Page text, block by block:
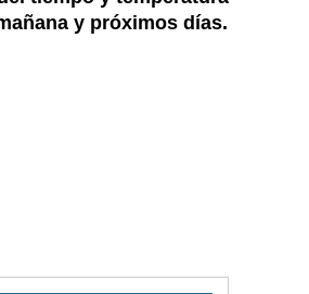
y próximos días.